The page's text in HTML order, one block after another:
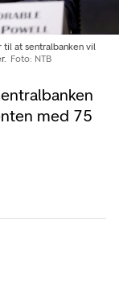
med 75
til at sentralbanken vil
Foto: NTB